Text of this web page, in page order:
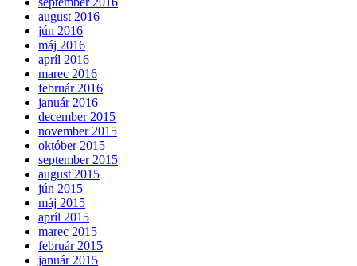
august 2016
jún 2016
máj 2016
apríl 2016
marec 2016
február 2016
január 2016
december 2015
november 2015
október 2015
september 2015
august 2015
jún 2015
máj 2015
apríl 2015
marec 2015
február 2015
január 2015